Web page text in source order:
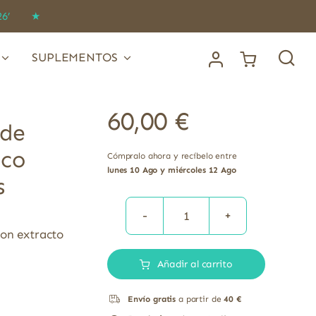
★
SUPLEMENTOS
extracto
60,00 €
Cómpralo ahora y recíbelo entre
lunes 10 Ago y miércoles 12 Ago
Mico-
extracto
de
Añadir al carrito
Envío gratis a partir de40 €